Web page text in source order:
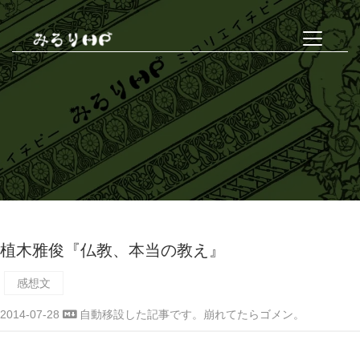
植木雅俊『仏教、本当の教え』
感想文
2014-07-28 自動移設した記事です。崩れてたらゴメン。